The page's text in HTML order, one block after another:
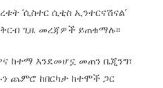
‘ሲስተር ሲቲስ ኢንተርናሽናል’
ጊዜ መረጃዎች ይጠቁማሉ፡፡
ከተማ እንደመሆኗ መጠን ቤጂንግ፣
ጨምሮ ከበርካታ ከተሞች ጋር